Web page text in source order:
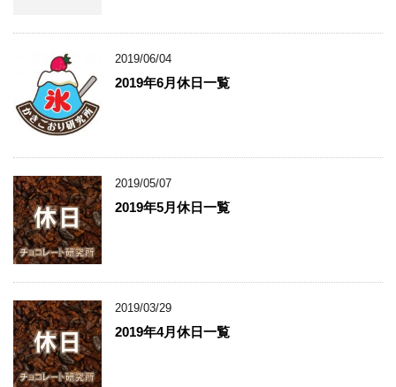
2019/06/04
2019年6月休日一覧
2019/05/07
2019年5月休日一覧
2019/03/29
2019年4月休日一覧